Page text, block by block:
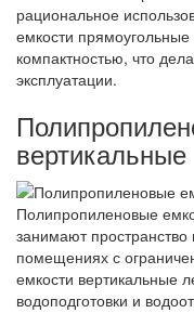
рациональное
емкости прямоугольные
компактностью, что
эксплуатации.
вертикальные
Полипропиленовые
занимают пространство
помещениях с
емкости вертикальные
водоподготовки и